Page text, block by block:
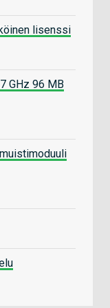
lisenssi
GHz 96 MB